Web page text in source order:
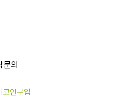
의
코인구입